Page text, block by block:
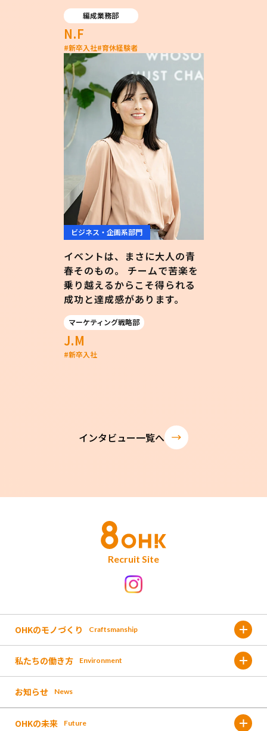
編成業務部
N.F
#新卒入社#育休経験者
ビジネス・企画系部門
イベントは、まさに大人の青
春そのもの。 チームで苦楽を
乗り越えるからこそ得られる
成功と達成感があります。
マーケティング戦略部
J.M
#新卒入社
インタビュー一覧へ
Recruit Site
OHKのモノづくり Craftsmanship
金バク!
なんしょん?
私たちの働き方 Environment
福利厚生
お知らせ News
OHKの未来 Future